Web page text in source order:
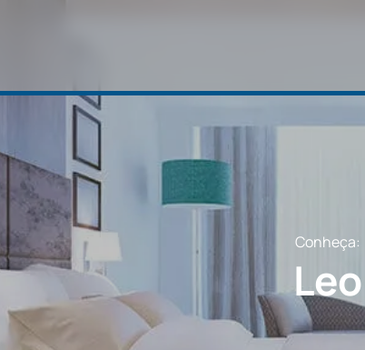
Conheça:
Leo